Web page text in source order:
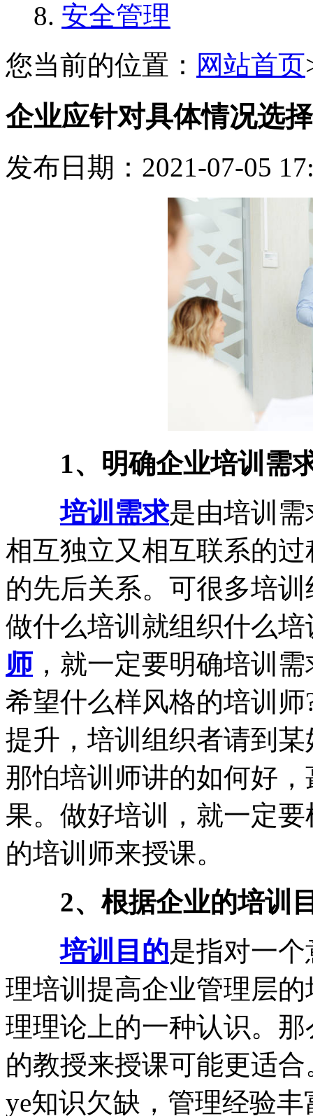
安全管理
您当前的位置： 网站首页
企业应针对具体情况选
发布日期：2021-07-05
1、明确企业培训需
培训需求是由培训
相互独立又相互联系的
的先后关系。可很多培
做什么培训就组织什么
师 ，就一定要明确培训
希望什么样风格的培训
提升，培训组织者请到
那怕培训师讲的如何好
果。做好培训，就一定
的培训师来授课。
2、根据企业的培训
培训目的是指对一
理培训提高企业管理层
理理论上的一种认识。
的教授来授课可能更适
ye知识欠缺，管理经验